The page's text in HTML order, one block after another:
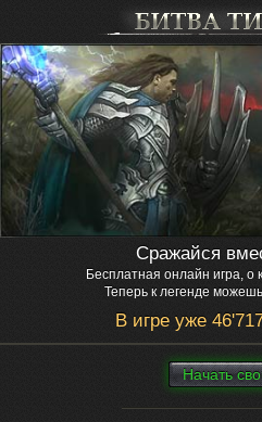
Сражайся
Бесплатная онлайн игра, о
Теперь к легенде
В игре уже
Нaчaть